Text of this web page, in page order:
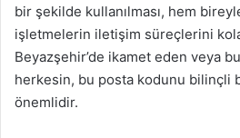
bir şekilde kullanılması, hem
işletmelerin iletişim süreçlerini
Beyazşehir’de ikamet eden veya
herkesin, bu posta kodunu bilinçli
önemlidir.